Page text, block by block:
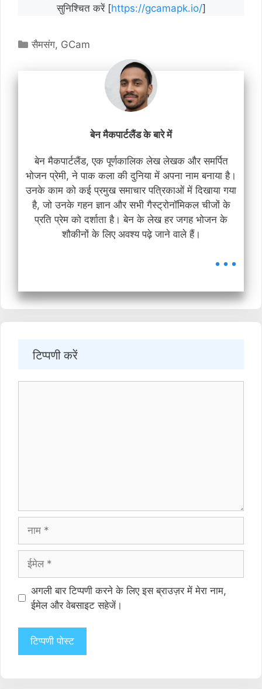
सुनिश्चित करें [https://gcamapk.io/]
श्रेणियाँ
सैमसंग, GCam
बेन मैकपार्टलैंड के बारे में
बेन मैकपार्टलैंड, एक पूर्णकालिक लेख लेखक और समर्पित
भोजन प्रेमी, ने पाक कला की दुनिया में अपना नाम बनाया है।
उनके काम को कई प्रमुख समाचार पत्रिकाओं में दिखाया गया
है, जो उनके गहन ज्ञान और सभी गैस्ट्रोनॉमिकल चीजों के
प्रति प्रेम को दर्शाता है। बेन के लेख हर जगह भोजन के
शौकीनों के लिए अवश्य पढ़े जाने वाले हैं।
...
टिप्पणी करें
ईमेल
वेबसाइट
अगली बार टिप्पणी करने के लिए इस ब्राउज़र में मेरा नाम,
ईमेल और वेबसाइट सहेजें।